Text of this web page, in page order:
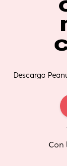
Descarga
Con